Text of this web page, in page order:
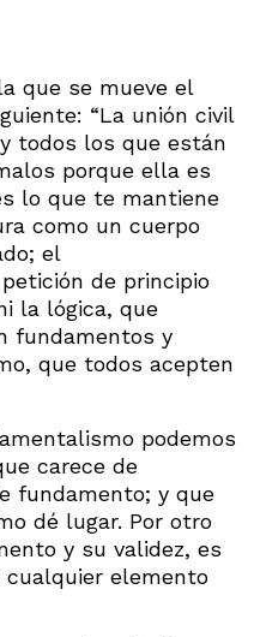
que se mueve el
“La unión civil
todos los que están
porque ella es
lo que te mantiene
como un cuerpo
el
de principio
la lógica, que
fundamentos y
que todos acepten
podemos
carece de
fundamento; y que
dé lugar. Por otro
y su validez, es
cualquier elemento